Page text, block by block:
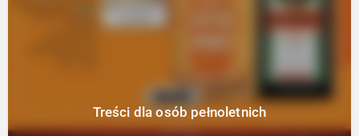
Treści dla osób pełnoletnich